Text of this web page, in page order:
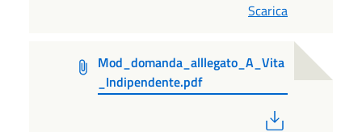
Scarica
Mod_domanda_alllegato_A_Vita
_Indipendente.pdf